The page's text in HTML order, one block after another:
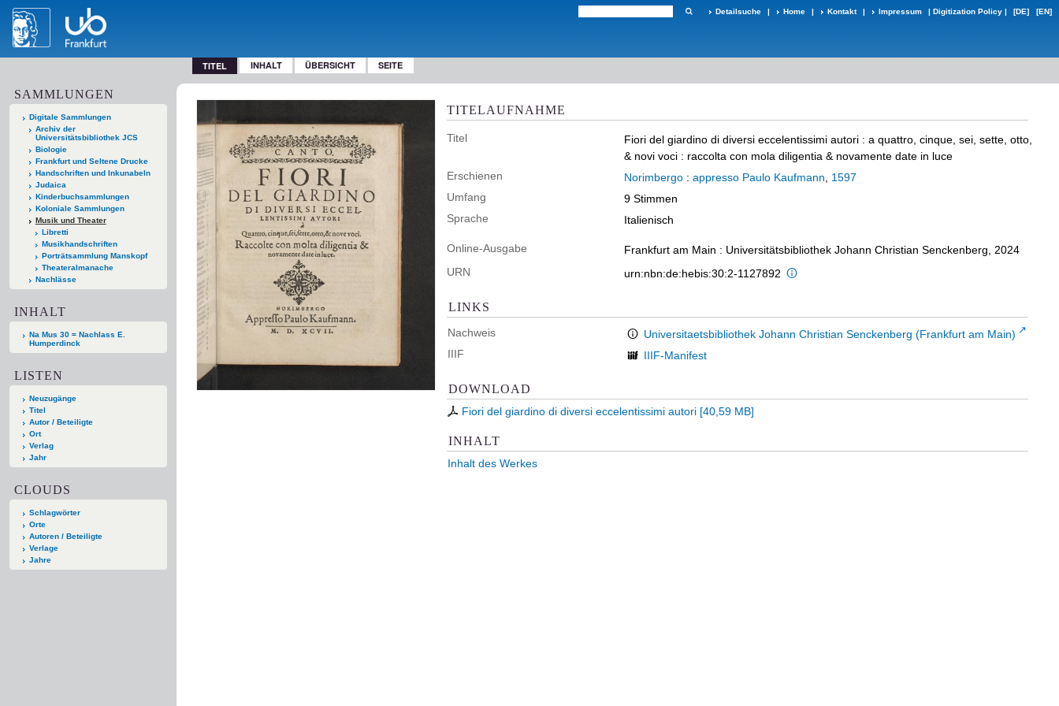
Detailsuche | Home | Kontakt | Impressum | Digitization Policy | [DE] [EN]
TITEL INHALT ÜBERSICHT SEITE
SAMMLUNGEN
Digitale Sammlungen
Archiv der
Universitätsbibliothek JCS
Biologie
Frankfurt und Seltene Drucke
Handschriften und Inkunabeln
Judaica
Kinderbuchsammlungen
Koloniale Sammlungen
Musik und Theater
Libretti
Musikhandschriften
Porträtsammlung Manskopf
Theateralmanache
Nachlässe
INHALT
Na Mus 30 = Nachlass E.
Humperdinck
LISTEN
Neuzugänge
Titel
Autor / Beteiligte
Ort
Verlag
Jahr
CLOUDS
Schlagwörter
Orte
Autoren / Beteiligte
Verlage
Jahre
TITELAUFNAHME
Titel Fiori del giardino di diversi eccelentissimi autori : a quattro, cinque, sei, sette, otto,
& novi voci : raccolta con mola diligentia & novamente date in luce
Erschienen
Norimbergo : appresso Paulo Kaufmann
1597
Umfang
9 Stimmen
Sprache
Italienisch
Online-Ausgabe
Frankfurt am Main : Universitätsbibliothek Johann Christian Senckenberg, 2024
URN
urn:nbn:de:hebis:30:2-1127892
LINKS
Nachweis
Universitaetsbibliothek Johann Christian Senckenberg (Frankfurt am Main)
IIIF
IIIF-Manifest
DOWNLOAD
Fiori del giardino di diversi eccelentissimi autori [40,59 MB]
INHALT
Inhalt des Werkes